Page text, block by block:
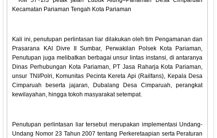
Kecamatan Pariaman Tengah Kota Pariaman
Kali ini, penutupan perlintasan liar dilakukan oleh tim Pengamanan dan
Prasarana KAI Divre II Sumbar, Perwakilan Polsek Kota Pariaman,
Penutupan juga melibatkan berbagai unsur lintas instansi, di antaranya
Dinas Perhubungan Kota Pariaman, PT Jasa Raharja Kota Pariaman,
unsur TNI/Polri, Komunitas Pecinta Kereta Api (Railfans), Kepala Desa
Cimparuah beserta jajaran, Dubalang Desa Cimparuah, perangkat
kewilayahan, hingga tokoh masyarakat setempat.
Penutupan perlintasan liar tersebut merupakan implementasi Undang-
Undang Nomor 23 Tahun 2007 tentang Perkeretaapian serta Peraturan